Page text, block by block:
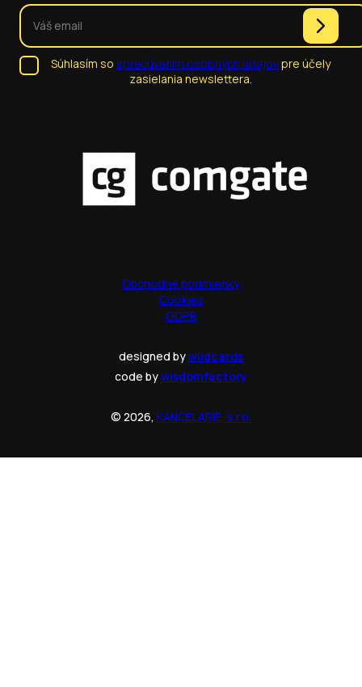
Súhlasím so spracúvaním osobných údajovpre účely
zasielania newslettera.
Obchodné podmienky
Cookies
GDPR
designed bywildcards
code bywisdomfactory
© 2026, KANCELARIE, s.r.o.